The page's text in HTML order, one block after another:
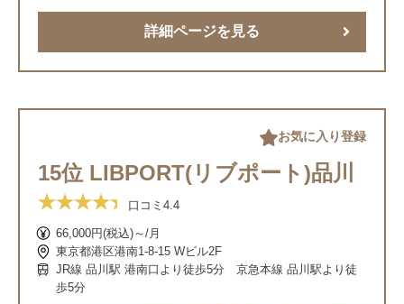
詳細ページを見る
15位 LIBPORT(リブポート)品川
口コミ 4.4
66,000円(税込)～/月
東京都港区港南1-8-15 Wビル2F
JR線 品川駅 港南口より徒歩5分 京急本線 品川駅より徒
歩5分
お気に入り登録